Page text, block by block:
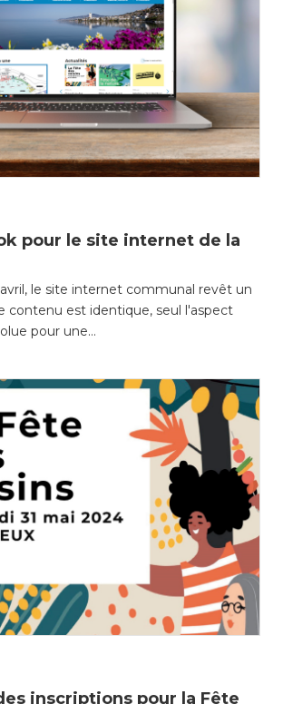
pour le site internet de la
le site internet communal revêt un
contenu est identique, seul l'aspect
pour une…
inscriptions pour la Fête